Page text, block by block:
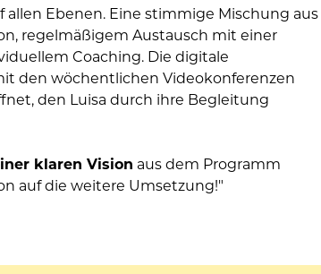
allen Ebenen. Eine stimmige Mischung aus
regelmäßigem Austausch mit einer
Coaching. Die digitale
den wöchentlichen Videokonferenzen
den Luisa durch ihre Begleitung
klaren Vision aus dem Programm
auf die weitere Umsetzung!"